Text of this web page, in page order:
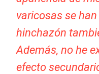
varicosas se
hinchazón
Además, no he
efecto